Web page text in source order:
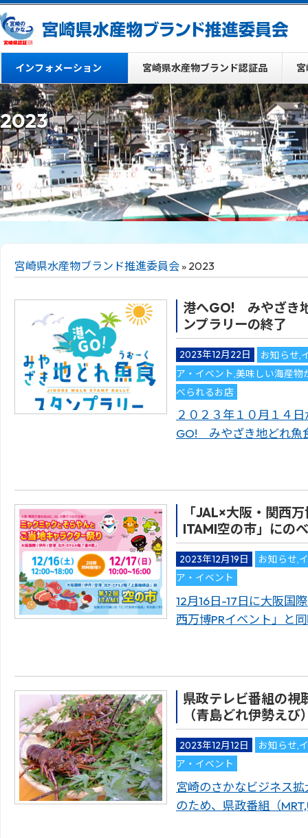
インフォメーション 宮崎県水産物ブランド認証品
2023
宮崎県水産物ブランド推進委員会» 2023
港へGO! みやざき
ンプラリーの終了
2023年12月22日 お知らせ,
ア・イベント,美味しい海産物
べられるお店
２０２３年１０月１４
GO! みやざき地どれ魚
「JAL×大阪・関西
ITAMI空の市」にの
2023年12月19日 お知らせ,
ア・イベント
12月16日-17日に大阪国
西万博PRイベント」と
県政テレビ番組の視
（青島どれ伊勢えび
2023年12月12日 お知らせ,
ア・イベント
宮崎のさかなビジネス
のため、県政番組（